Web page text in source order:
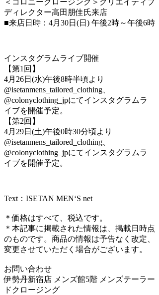
ディレクター高田朋佳氏来店
■来店日時：4月30日(日) 午後2時～午後6時
インスタグラムライブ開催
【第1回】
4月26日(水)午後8時半頃より
@isetanmens_tailored_clothing、
@colonyclothing_jpにてインスタグラムラ
イブを開催予定。
【第2回】
4月29日(土)午後0時30分頃より
@isetanmens_tailored_clothing、
@colonyclothing_jpにてインスタグラムラ
イブを開催予定。
Text：ISETAN MEN‘S net
＊価格はすべて、税込です。
＊本記事に掲載された情報は、掲載日時点
のものです。商品の情報は予告なく改定、
変更させていただく場合がございます。
お問い合わせ
伊勢丹新宿店 メンズ館5階 メンズテーラー
ドクロージング